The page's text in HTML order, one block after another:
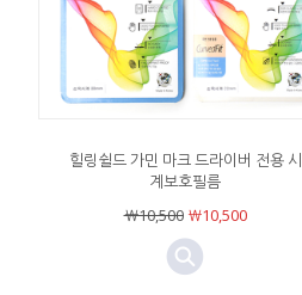
힐링쉴드 가민 마크 드라이버 전용 시
계보호필름
￦10,500￦10,500